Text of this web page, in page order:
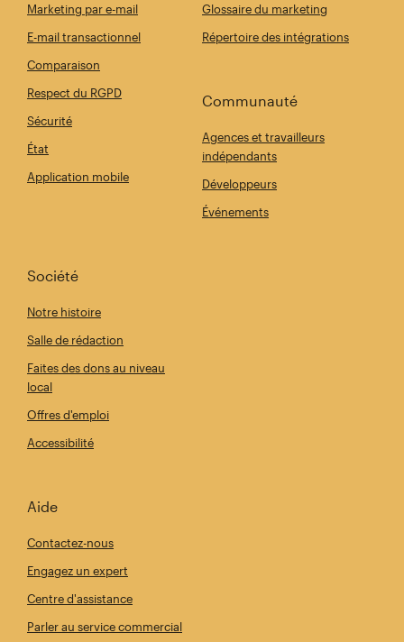
Marketing par e-mail
E-mail transactionnel
Comparaison
Respect du RGPD
Sécurité
État
Application mobile
Glossaire du marketing
Répertoire des intégrations
Communauté
Agences et travailleurs
indépendants
Développeurs
Événements
Société
Notre histoire
Salle de rédaction
Faites des dons au niveau
local
Offres d'emploi
Accessibilité
Aide
Contactez-nous
Engagez un expert
Centre d'assistance
Parler au service commercial